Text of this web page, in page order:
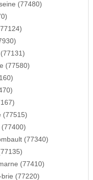
(77480)
(77580)
(77515)
(77340)
(77410)
(77220)